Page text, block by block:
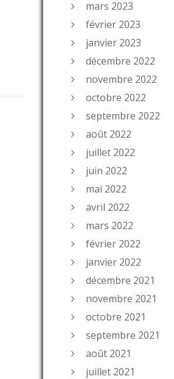
mars 2023
février 2023
janvier 2023
décembre 2022
novembre 2022
octobre 2022
septembre 2022
août 2022
juillet 2022
juin 2022
mai 2022
avril 2022
mars 2022
février 2022
janvier 2022
décembre 2021
novembre 2021
octobre 2021
septembre 2021
août 2021
juillet 2021